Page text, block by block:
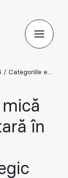
/ Categoriile ediției 2024
în